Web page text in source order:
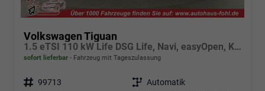
Volkswagen Tiguan
1.5 eTSI 110 kW Life DSG Life, Navi, easyOpen, Kamera, 5-J Garantie
sofort lieferbar Fahrzeug mit Tageszulassung
Fahrzeugnr. 99713 Getriebe Automatik